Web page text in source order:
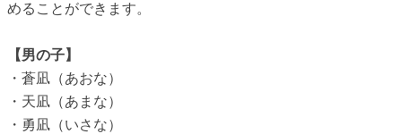
めることができます。
【男の子】
・蒼凪（あおな）
・天凪（あまな）
・勇凪（いさな）